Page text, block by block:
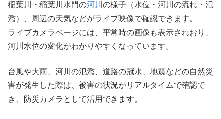
稲葉川・稲葉川水門の河川 の様子（水位・河川の流れ・氾
濫）、周辺の天気などがライブ映像で確認できます。
ライブカメラページには、平常時の画像も表示されおり、
河川水位の変化がわかりやすくなっています。
台風や大雨、河川の氾濫、道路の冠水、地震などの自然災
害が発生した際は、被害の状況がリアルタイムで確認で
き、防災カメラとして活用できます。